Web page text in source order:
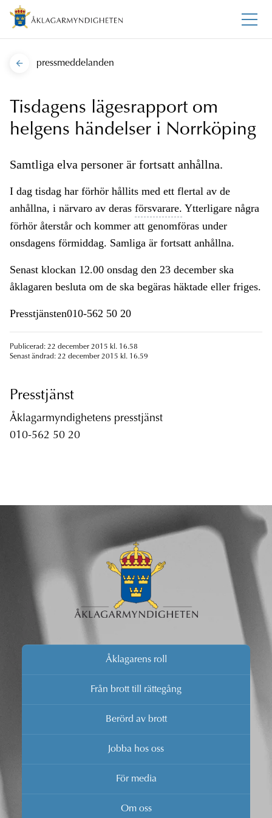
pressmeddelanden
Tisdagens lägesrapport om
helgens händelser i Norrköping
Samtliga elva personer är fortsatt anhållna.
I dag tisdag har förhör hållits med ett flertal av de
anhållna, i närvaro av deras försvarare. Ytterligare några
förhör återstår och kommer att genomföras under
onsdagens förmiddag. Samliga är fortsatt anhållna.
Senast klockan 12.00 onsdag den 23 december ska
åklagaren besluta om de ska begäras häktade eller friges.
Presstjänsten010-562 50 20
Publicerad: 22 december 2015 kl. 16.58
Senast ändrad: 22 december 2015 kl. 16.59
Presstjänst
Åklagarmyndighetens presstjänst
010-562 50 20
Åklagarens roll
Från brott till rättegång
Berörd av brott
Jobba hos oss
För media
Om oss